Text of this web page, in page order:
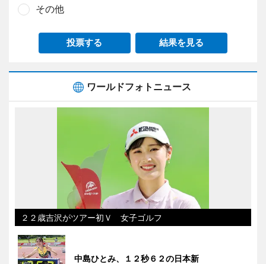
その他
投票する 結果を見る
ワールドフォトニュース
２２歳吉沢がツアー初Ｖ 女子ゴルフ
中島ひとみ、１２秒６２の日本新